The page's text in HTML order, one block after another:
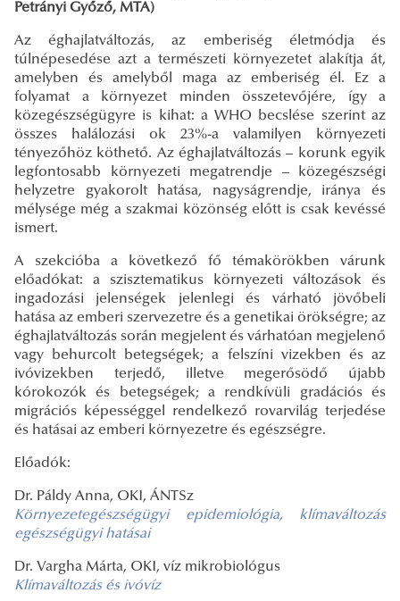
Petrányi Győző, MTA)
Az éghajlatváltozás, az emberiség életmódja és
túlnépesedése azt a természeti környezetet alakítja át,
amelyben és amelyből maga az emberiség él. Ez a
folyamat a környezet minden összetevőjére, így a
közegészségügyre is kihat: a WHO becslése szerint az
összes halálozási ok 23%-a valamilyen környezeti
tényezőhöz köthető. Az éghajlatváltozás – korunk egyik
legfontosabb környezeti megatrendje – közegészségi
helyzetre gyakorolt hatása, nagyságrendje, iránya és
mélysége még a szakmai közönség előtt is csak kevéssé
ismert.
A szekcióba a következő fő témakörökben várunk
előadókat: a szisztematikus környezeti változások és
ingadozási jelenségek jelenlegi és várható jövőbeli
hatása az emberi szervezetre és a genetikai örökségre; az
éghajlatváltozás során megjelent és várhatóan megjelenő
vagy behurcolt betegségek; a felszíni vizekben és az
ivóvizekben terjedő, illetve megerősödő újabb
kórokozók és betegségek; a rendkívüli gradációs és
migrációs képességgel rendelkező rovarvilág terjedése
és hatásai az emberi környezetre és egészségre.
Előadók:
Dr. Páldy Anna, OKI, ÁNTSz
Környezetegészségügyi epidemiológia, klímaváltozás
egészségügyi hatásai
Dr. Vargha Márta, OKI, víz mikrobiológus
Klímaváltozás és ivóvíz